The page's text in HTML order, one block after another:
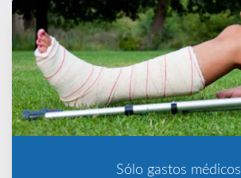
Sólo gastos médicos